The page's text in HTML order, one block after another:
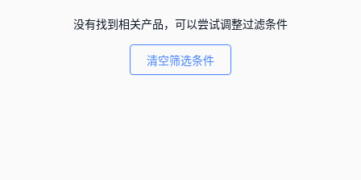
没有找到相关产品，可以尝试调整过滤条件
清空筛选条件